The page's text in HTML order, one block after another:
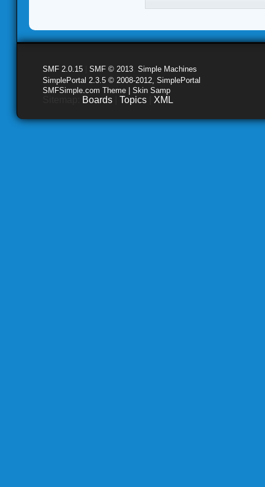
SMF 2.0.15 SMF © 2013 Simple Machines
SimplePortal 2.3.5 © 2008-2012, SimplePortal
SMFSimple.com Theme | Skin Samp
Boards Topics XML